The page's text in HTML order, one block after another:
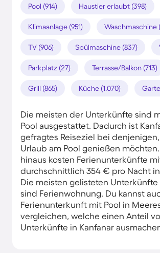
Pool (914) Haustier erlaubt (398)
Klimaanlage (951) Waschmaschine
TV (906) Spülmaschine (837)
Parkplatz (27) Terrasse/Balkon (713)
Grill (865) Küche (1.070)
Die meisten der Unterkünfte sind
Pool ausgestattet. Dadurch ist
gefragtes Reiseziel bei
Urlaub am Pool genießen
hinaus kosten Ferienunterkünfte
durchschnittlich 354 € pro Nacht in
Die meisten gelisteten Unterkünfte
sind Ferienwohnung. Du kannst
Ferienunterkunft mit Pool in
vergleichen, welche einen Anteil
Unterkünfte in Kanfanar